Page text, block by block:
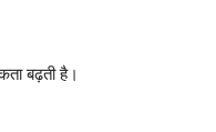
बढ़ती है।